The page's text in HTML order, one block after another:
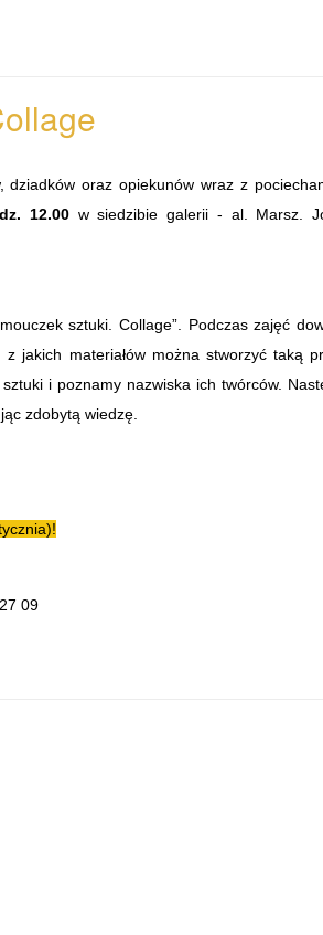
dziadków oraz opiekunów wraz z
12.00w siedzibie galerii - al. Marsz.
sztuki. Collage”. Podczas zajęć
jakich materiałów można stworzyć taką
i poznamy nazwiska ich twórców.
zdobytą wiedzę.
09